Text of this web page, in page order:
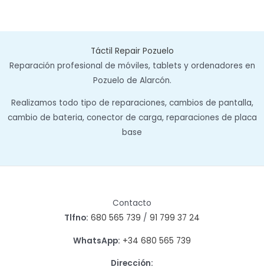
Táctil Repair Pozuelo
Reparación profesional de móviles, tablets y ordenadores en
Pozuelo de Alarcón.
Realizamos todo tipo de reparaciones, cambios de pantalla,
cambio de bateria, conector de carga, reparaciones de placa
base
Contacto
Tlfno: 680 565 739 / 91 799 37 24
WhatsApp: +34 680 565 739
Dirección: